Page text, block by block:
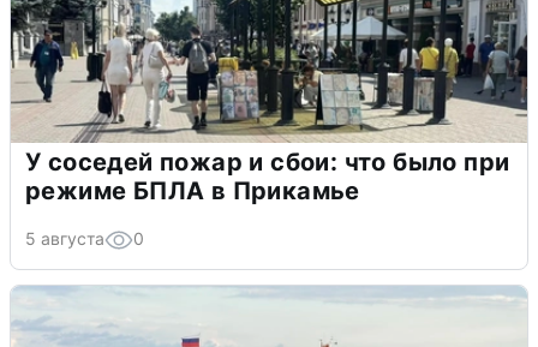
У соседей пожар и сбои: что было при
режиме БПЛА в Прикамье
5 августа 0